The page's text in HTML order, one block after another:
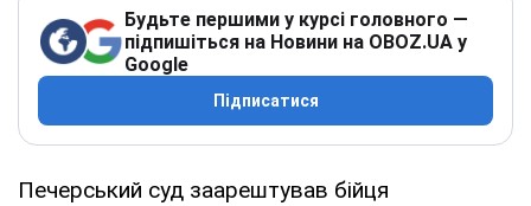
Будьте першими у курсі головного —
підпишіться на Новини на OBOZ.UA у
Google
Підписатися
Печерський суд заарештував бійця